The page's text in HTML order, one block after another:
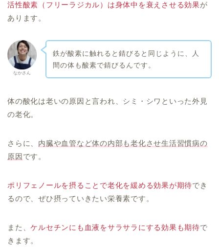
活性酸素（フリーラジカル）は身体中を衰えさせる効果が
あります。
なかさん
鉄が酸素に触れると錆びると同じように、人
間の体も酸素で錆びるんです。
体の酸化は老いの原因と言われ、シミ・シワといった外見
の老化。
さらに、 内臓や血管など体の内部も老化させ生活習慣病の
原因 です。
ポリフェノールを摂ることで老化を緩める効果が期待でき
るので、ぜひ摂っていきたい栄養素です。
また、ケルセチンにも血液をサラサラにする効果も期待で
きます。